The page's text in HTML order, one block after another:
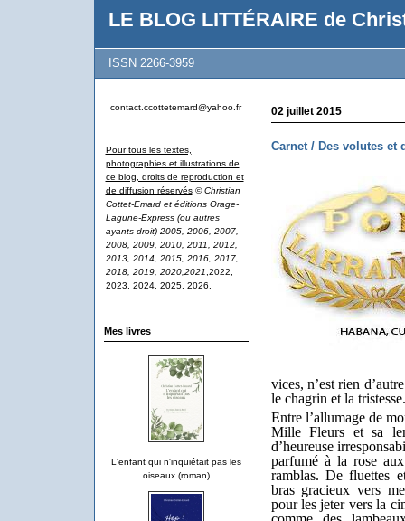
LE BLOG LITTÉRAIRE de
ISSN 2266-3959
contact.ccottetemard@yahoo.fr
Pour tous les textes,
photographies et illustrations de
ce blog, droits de reproduction et
de diffusion réservés © Christian
Cottet-Emard et éditions Orage-
Lagune-Express (ou autres
ayants droit) 2005, 2006, 2007,
2008, 2009, 2010, 2011, 2012,
2013, 2014, 2015, 2016, 2017,
2018, 2019, 2020,2021 ,2022,
2023, 2024, 2025, 2026.
Mes livres
L'enfant qui n'inquiétait pas les
oiseaux (roman)
02 juillet 2015
Carnet / Des volutes et
vices, n’est rien
le chagrin et la tristesse.
Entre l’allumage de
Mille Fleurs et sa
d’heureuse
parfumé à la rose
ramblas. De fluettes
bras gracieux vers
pour les jeter vers la